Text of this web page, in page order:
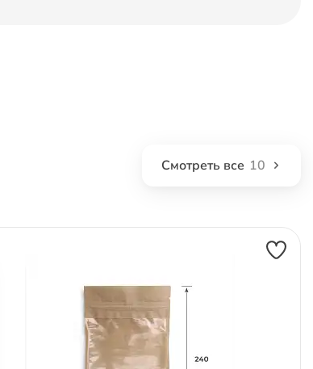
Смотреть все 10